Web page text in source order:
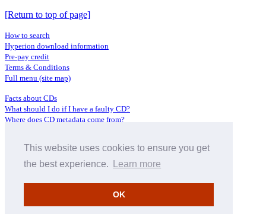
This website uses cookies to ensure you get
the best experience.
Learn more
OK
[Return to top of page]
How to search
Hyperion download information
Pre-pay credit
Terms & Conditions
Full menu (site map)
Facts about CDs
What should I do if I have a faulty CD?
Where does CD metadata come from?
Distributors
Archive Service information
About Hyperion